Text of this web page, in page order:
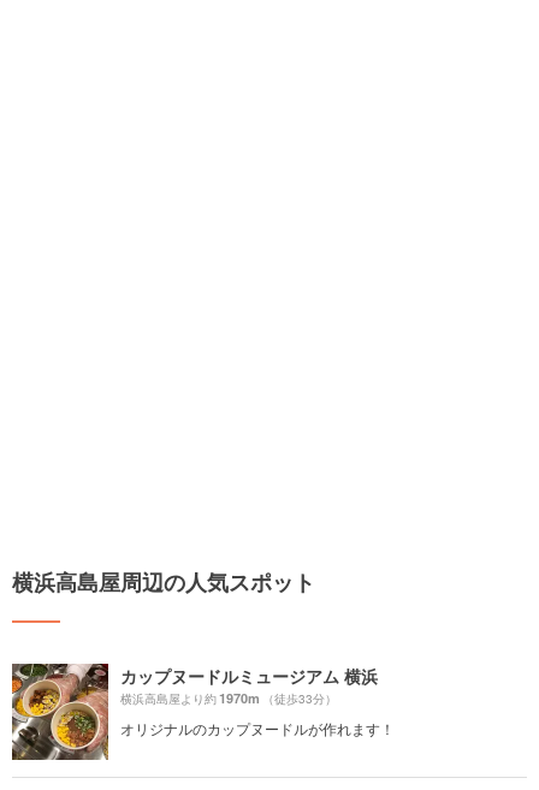
横浜高島屋周辺の人気スポット
カップヌードルミュージアム 横浜
横浜高島屋より約1970m （徒歩33分）
オリジナルのカップヌードルが作れます！